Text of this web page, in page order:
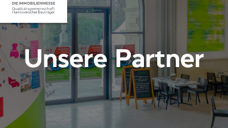
Unsere Partner